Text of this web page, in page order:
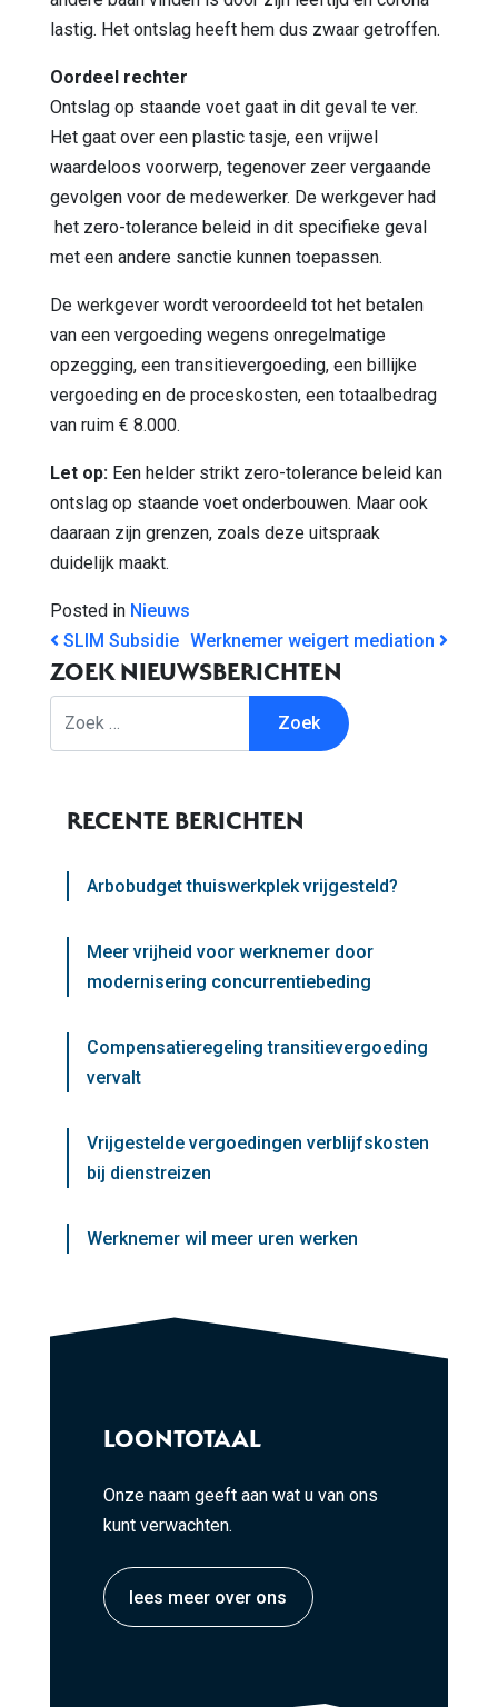
lastig. Het ontslag heeft hem dus zwaar getroffen.
Oordeel rechter
Ontslag op staande voet gaat in dit geval te ver.
Het gaat over een plastic tasje, een vrijwel
waardeloos voorwerp, tegenover zeer vergaande
gevolgen voor de medewerker. De werkgever had
het zero-tolerance beleid in dit specifieke geval
met een andere sanctie kunnen toepassen.
De werkgever wordt veroordeeld tot het betalen
van een vergoeding wegens onregelmatige
opzegging, een transitievergoeding, een billijke
vergoeding en de proceskosten, een totaalbedrag
van ruim € 8.000.
Let op: Een helder strikt zero-tolerance beleid kan
ontslag op staande voet onderbouwen. Maar ook
daaraan zijn grenzen, zoals deze uitspraak
duidelijk maakt.
Posted in Nieuws
BERICHT NAVIGATIE
SLIM Subsidie Werknemer weigert mediation
ZOEK NIEUWSBERICHTEN
RECENTE BERICHTEN
Arbobudget thuiswerkplek vrijgesteld?
Meer vrijheid voor werknemer door
modernisering concurrentiebeding
Compensatieregeling transitievergoeding
vervalt
Vrijgestelde vergoedingen verblijfskosten
bij dienstreizen
Werknemer wil meer uren werken
LOONTOTAAL
Onze naam geeft aan wat u van ons
kunt verwachten.
lees meer over ons